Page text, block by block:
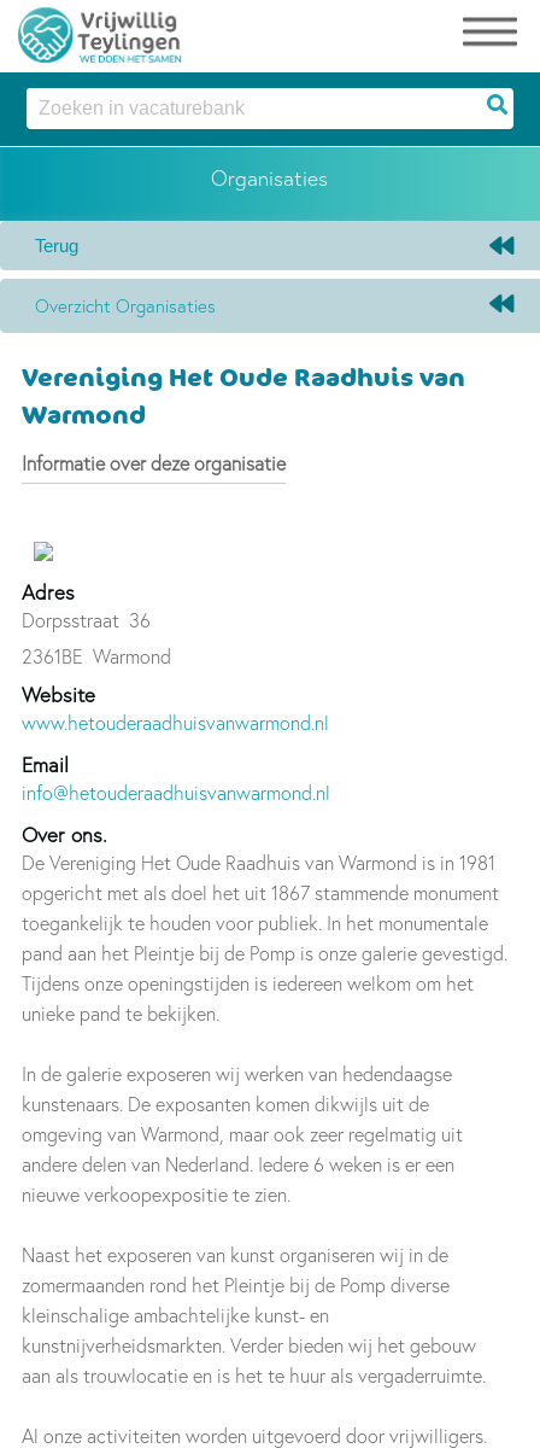
Organisaties
Overzicht Organisaties
Vereniging Het Oude Raadhuis van
Warmond
Informatie over deze organisatie
Adres
Dorpsstraat 36
2361BE Warmond
Website
www.hetouderaadhuisvanwarmond.nl
Email
info@hetouderaadhuisvanwarmond.nl
Over ons.
De Vereniging Het Oude Raadhuis van Warmond is in 1981
opgericht met als doel het uit 1867 stammende monument
toegankelijk te houden voor publiek. In het monumentale
pand aan het Pleintje bij de Pomp is onze galerie gevestigd.
Tijdens onze openingstijden is iedereen welkom om het
unieke pand te bekijken.
In de galerie exposeren wij werken van hedendaagse
kunstenaars. De exposanten komen dikwijls uit de
omgeving van Warmond, maar ook zeer regelmatig uit
andere delen van Nederland. Iedere 6 weken is er een
nieuwe verkoopexpositie te zien.
Naast het exposeren van kunst organiseren wij in de
zomermaanden rond het Pleintje bij de Pomp diverse
kleinschalige ambachtelijke kunst- en
kunstnijverheidsmarkten. Verder bieden wij het gebouw
aan als trouwlocatie en is het te huur als vergaderruimte.
Al onze activiteiten worden uitgevoerd door vrijwilligers.